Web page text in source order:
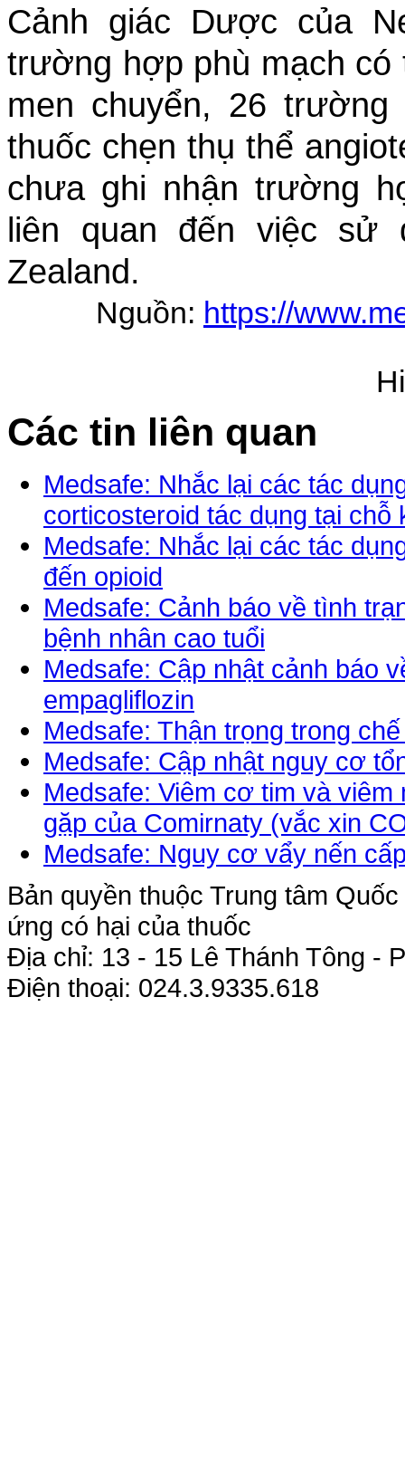
Cảnh giác Dược của
trường hợp phù mạch
men chuyển, 26
thuốc chẹn thụ thể
chưa ghi nhận trường
liên quan đến việc sử
Zealand.
Nguồn: https://
Các tin liên quan
Medsafe: Nhắc lại các tác
corticosteroid tác dụng tại chỗ
Medsafe: Nhắc lại các tác
đến opioid
Medsafe: Cảnh báo về tình
bệnh nhân cao tuổi
Medsafe: Cập nhật cảnh báo
empagliflozin
Medsafe: Thận trọng trong
Medsafe: Cập nhật nguy cơ
Medsafe: Viêm cơ tim và
gặp của Comirnaty (vắc xin
Medsafe: Nguy cơ vẩy nến
Bản quyền thuộc Trung tâm
ứng có hại của thuốc
Địa chỉ: 13 - 15 Lê Thánh Tông -
Điện thoại: 024.3.9335.618